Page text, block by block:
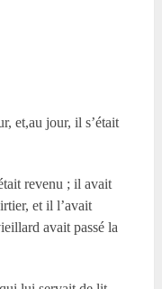
et,au jour, il s’était
revenu ; il avait
et il l’avait
avait passé la